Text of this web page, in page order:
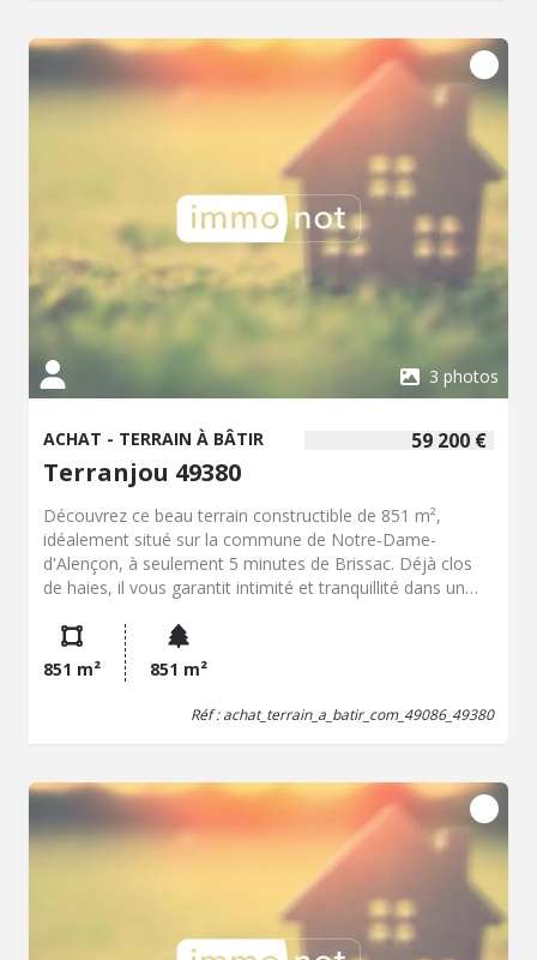
3 photos
59 200 €
ACHAT - TERRAIN À BÂTIR
Terranjou 49380
Découvrez ce beau terrain constructible de 851 m²,
idéalement situé sur la commune de Notre-Dame-
d'Alençon, à seulement 5 minutes de Brissac. Déjà clos
de haies, il vous garantit intimité et tranquillité dans un
offre un parfait équilibre entre sérénité de la campagne et
proximité des services et commerces entre Thouarcé et
Brissac. Une belle opportunité pour concrétiser votre
projet de construction dans un secteur recherché ! (7.64
851 m² 851 m²
Réf : achat_terrain_a_batir_com_49086_49380